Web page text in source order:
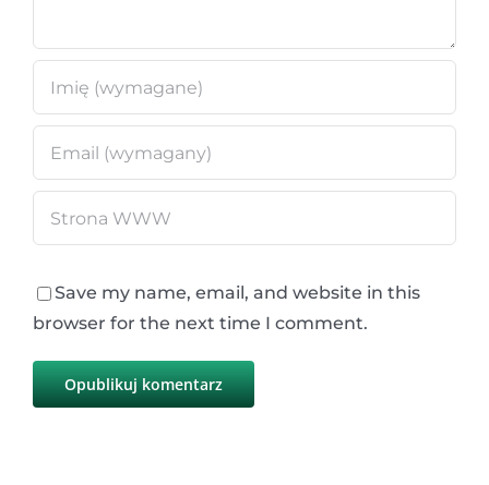
Save my name, email, and website in this
browser for the next time I comment.